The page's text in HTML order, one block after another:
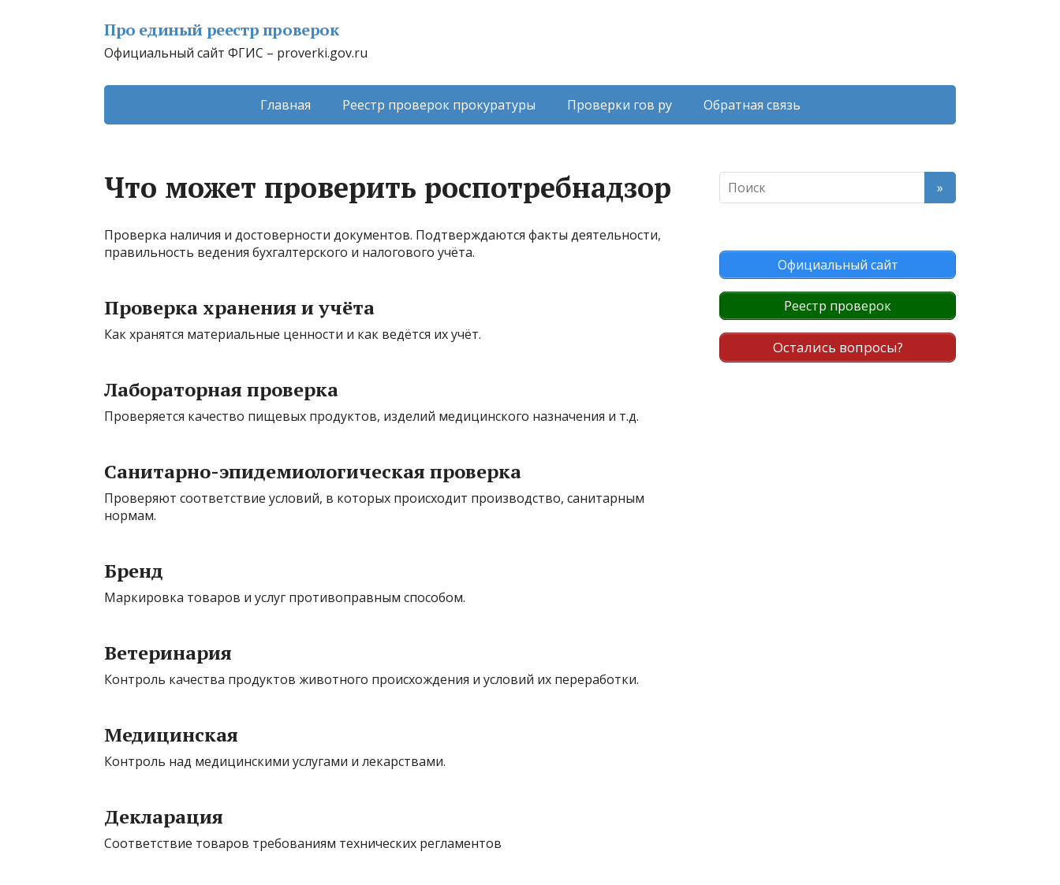
Про единый реестр проверок
Официальный сайт ФГИС – proverki.gov.ru
Главная Реестр проверок прокуратуры Проверки гов ру Обратная связь
Что может проверить роспотребнадзор
Проверка наличия и достоверности документов. Подтверждаются факты деятельности,
правильность ведения бухгалтерского и налогового учёта.
Проверка хранения и учёта
Как хранятся материальные ценности и как ведётся их учёт.
Лабораторная проверка
Проверяется качество пищевых продуктов, изделий медицинского назначения и т.д.
Санитарно-эпидемиологическая проверка
Проверяют соответствие условий, в которых происходит производство, санитарным
нормам.
Бренд
Маркировка товаров и услуг противоправным способом.
Ветеринария
Контроль качества продуктов животного происхождения и условий их переработки.
Медицинская
Контроль над медицинскими услугами и лекарствами.
Декларация
Соответствие товаров требованиям технических регламентов
Официальный сайт
Реестр проверок
Остались вопросы?